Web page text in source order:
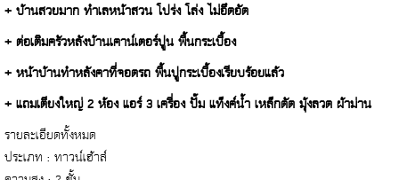
+ บ้านสวยมาก ทำเลหน้าสวน โปร่ง โล่ง ไม่อึดอัด
+ ต่อเติมครัวหลังบ้านเคาน์เตอร์ปูน พื้นกระเบื้อง
+ หน้าบ้านทำหลังคาที่จอดรถ พื้นปูกระเบื้องเรียบร้อยแล้ว
+ แถมเตียงใหญ่ 2 ห้อง แอร์ 3 เครื่อง ปั๊ม แท็งค์น้ำ เหล็กดัด มุ้งลวด ผ้าม่าน
รายละเอียดทั้งหมด
ประเภท : ทาวน์เฮ้าส์